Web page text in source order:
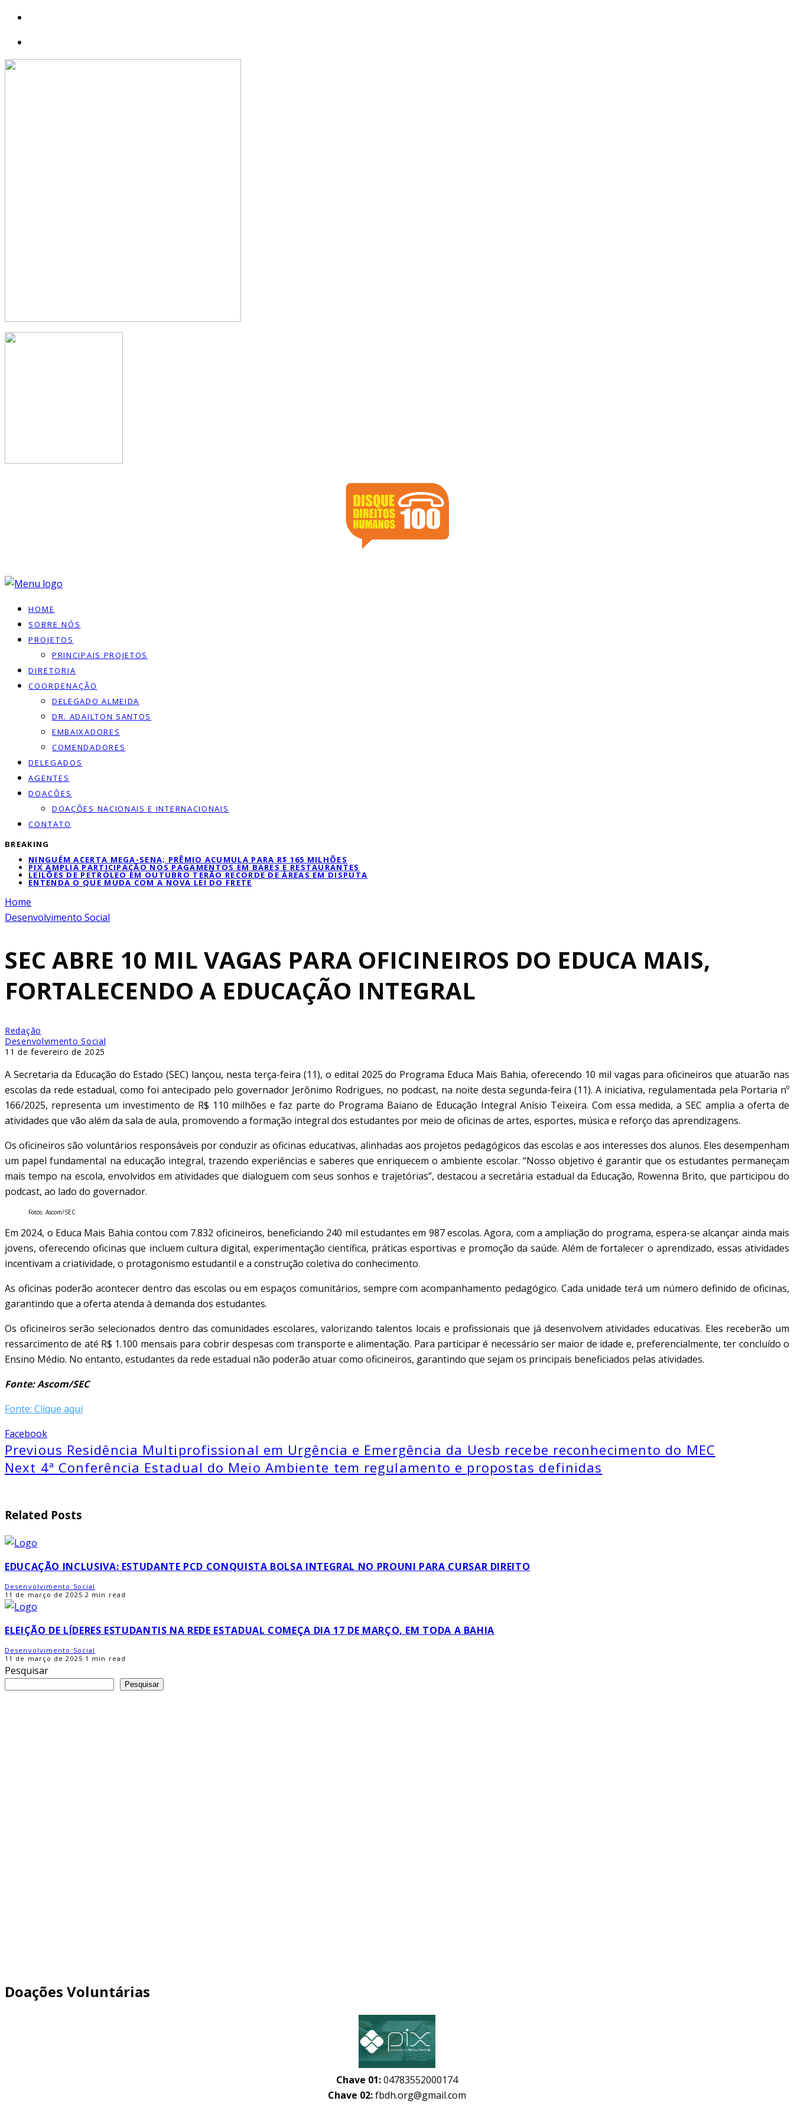
HOME
SOBRE NÓS
PROJETOS
PRINCIPAIS PROJETOS
DIRETORIA
COORDENAÇÃO
DELEGADO ALMEIDA
DR. ADAILTON SANTOS
EMBAIXADORES
COMENDADORES
DELEGADOS
AGENTES
DOACÕES
DOAÇÕES NACIONAIS E INTERNACIONAIS
CONTATO
BREAKING
NINGUÉM ACERTA MEGA-SENA; PRÊMIO ACUMULA PARA R$ 165 MILHÕES
PIX AMPLIA PARTICIPAÇÃO NOS PAGAMENTOS EM BARES E RESTAURANTES
LEILÕES DE PETRÓLEO EM OUTUBRO TERÃO RECORDE DE ÁREAS EM DISPUTA
ENTENDA O QUE MUDA COM A NOVA LEI DO FRETE
Home
Desenvolvimento Social
SEC ABRE 10 MIL VAGAS PARA OFICINEIROS DO EDUCA MAIS,
FORTALECENDO A EDUCAÇÃO INTEGRAL
Redação
Desenvolvimento Social
11 de fevereiro de 2025
A Secretaria da Educação do Estado (SEC) lançou, nesta terça-feira (11), o edital 2025 do Programa Educa Mais Bahia, oferecendo 10 mil vagas para oficineiros que atuarão nas
escolas da rede estadual, como foi antecipado pelo governador Jerônimo Rodrigues, no podcast, na noite desta segunda-feira (11). A iniciativa, regulamentada pela Portaria nº
166/2025, representa um investimento de R$ 110 milhões e faz parte do Programa Baiano de Educação Integral Anísio Teixeira. Com essa medida, a SEC amplia a oferta de
atividades que vão além da sala de aula, promovendo a formação integral dos estudantes por meio de oficinas de artes, esportes, música e reforço das aprendizagens.
Os oficineiros são voluntários responsáveis por conduzir as oficinas educativas, alinhadas aos projetos pedagógicos das escolas e aos interesses dos alunos. Eles desempenham
um papel fundamental na educação integral, trazendo experiências e saberes que enriquecem o ambiente escolar. “Nosso objetivo é garantir que os estudantes permaneçam
mais tempo na escola, envolvidos em atividades que dialoguem com seus sonhos e trajetórias”, destacou a secretária estadual da Educação, Rowenna Brito, que participou do
podcast, ao lado do governador.
Fotos: Ascom/SEC
Em 2024, o Educa Mais Bahia contou com 7.832 oficineiros, beneficiando 240 mil estudantes em 987 escolas. Agora, com a ampliação do programa, espera-se alcançar ainda mais
jovens, oferecendo oficinas que incluem cultura digital, experimentação científica, práticas esportivas e promoção da saúde. Além de fortalecer o aprendizado, essas atividades
incentivam a criatividade, o protagonismo estudantil e a construção coletiva do conhecimento.
As oficinas poderão acontecer dentro das escolas ou em espaços comunitários, sempre com acompanhamento pedagógico. Cada unidade terá um número definido de oficinas,
garantindo que a oferta atenda à demanda dos estudantes.
Os oficineiros serão selecionados dentro das comunidades escolares, valorizando talentos locais e profissionais que já desenvolvem atividades educativas. Eles receberão um
ressarcimento de até R$ 1.100 mensais para cobrir despesas com transporte e alimentação. Para participar é necessário ser maior de idade e, preferencialmente, ter concluído o
Ensino Médio. No entanto, estudantes da rede estadual não poderão atuar como oficineiros, garantindo que sejam os principais beneficiados pelas atividades.
Fonte: Ascom/SEC
Fonte: Clique aqui
Facebook
Previous Residência Multiprofissional em Urgência e Emergência da Uesb recebe reconhecimento do MEC
Next 4ª Conferência Estadual do Meio Ambiente tem regulamento e propostas definidas
Related Posts
EDUCAÇÃO INCLUSIVA: ESTUDANTE PCD CONQUISTA BOLSA INTEGRAL NO PROUNI PARA CURSAR DIREITO
Desenvolvimento Social
11 de março de 2025 2 min read
ELEIÇÃO DE LÍDERES ESTUDANTIS NA REDE ESTADUAL COMEÇA DIA 17 DE MARÇO, EM TODA A BAHIA
Desenvolvimento Social
11 de março de 2025 1 min read
Pesquisar
Pesquisar
Doações Voluntárias
Chave 01:04783552000174
Chave 02:fbdh.org@gmail.com